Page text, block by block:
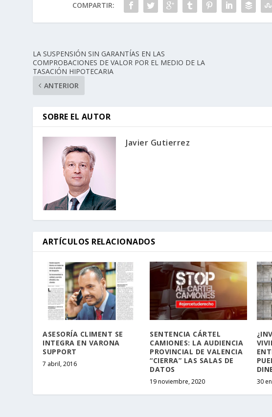
COMPARTIR:
LA SUSPENSIÓN SIN GARANTÍAS EN LAS
COMPROBACIONES DE VALOR POR EL MEDIO DE LA
TASACIÓN HIPOTECARIA
ANTERIOR
SOBRE EL AUTOR
Javier Gutierrez
ARTÍCULOS RELACIONADOS
ASESORÍA CLIMENT SE
INTEGRA EN VARONA
SUPPORT
7 abril, 2016
SENTENCIA CÁRTEL
CAMIONES: LA AUDIENCIA
PROVINCIAL DE VALENCIA
“CIERRA” LAS SALAS DE
DATOS
19 noviembre, 2020 30